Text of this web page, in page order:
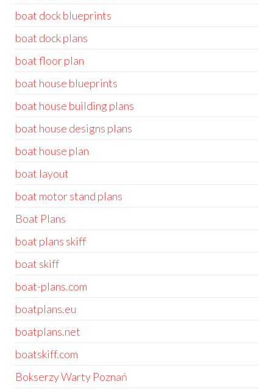
boat dock blueprints
boat dock plans
boat floor plan
boat house blueprints
boat house building plans
boat house designs plans
boat house plan
boat layout
boat motor stand plans
Boat Plans
boat plans skiff
boat skiff
boat-plans.com
boatplans.eu
boatplans.net
boatskiff.com
Bokserzy Warty Poznań